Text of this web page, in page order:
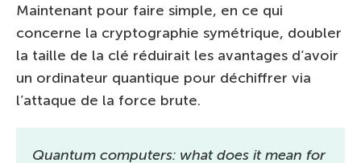
Maintenant pour faire simple, en ce qui
concerne la cryptographie symétrique, doubler
la taille de la clé réduirait les avantages d’avoir
un ordinateur quantique pour déchiffrer via
l’attaque de la force brute.
Quantum computers: what does it mean for